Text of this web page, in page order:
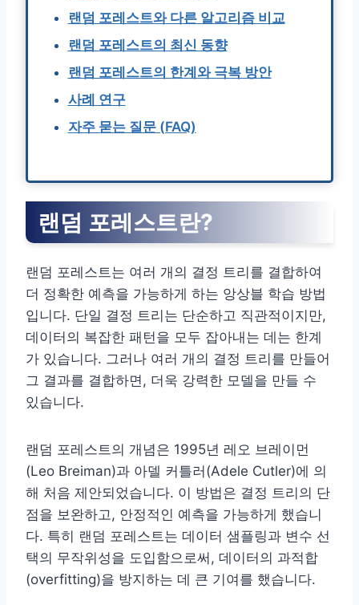
랜덤 포레스트와 다른 알고리즘 비교
랜덤 포레스트의 최신 동향
랜덤 포레스트의 한계와 극복 방안
사례 연구
자주 묻는 질문 (FAQ)
랜덤 포레스트란?
랜덤 포레스트는 여러 개의 결정 트리를 결합하여
더 정확한 예측을 가능하게 하는 앙상블 학습 방법
입니다. 단일 결정 트리는 단순하고 직관적이지만,
데이터의 복잡한 패턴을 모두 잡아내는 데는 한계
가 있습니다. 그러나 여러 개의 결정 트리를 만들어
그 결과를 결합하면, 더욱 강력한 모델을 만들 수
있습니다.
랜덤 포레스트의 개념은 1995년 레오 브레이먼
(Leo Breiman)과 아델 커틀러(Adele Cutler)에 의
해 처음 제안되었습니다. 이 방법은 결정 트리의 단
점을 보완하고, 안정적인 예측을 가능하게 했습니
다. 특히 랜덤 포레스트는 데이터 샘플링과 변수 선
택의 무작위성을 도입함으로써, 데이터의 과적합
(overfitting)을 방지하는 데 큰 기여를 했습니다.